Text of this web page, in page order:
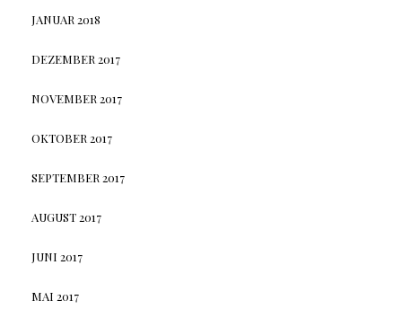
JANUAR 2018
DEZEMBER 2017
NOVEMBER 2017
OKTOBER 2017
SEPTEMBER 2017
AUGUST 2017
JUNI 2017
MAI 2017